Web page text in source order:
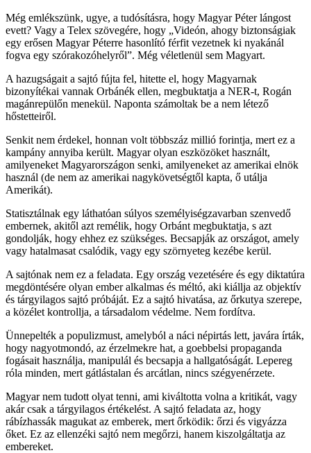
Még emlékszünk, ugye, a tudósításra, hogy Magyar Péter lángost
evett? Vagy a Telex szövegére, hogy „Videón, ahogy biztonságiak
egy erősen Magyar Péterre hasonlító férfit vezetnek ki nyakánál
fogva egy szórakozóhelyről”. Még véletlenül sem Magyart.
A hazugságait a sajtó fújta fel, hitette el, hogy Magyarnak
bizonyítékai vannak Orbánék ellen, megbuktatja a NER-t, Rogán
magánrepülőn menekül. Naponta számoltak be a nem létező
hőstetteiről.
Senkit nem érdekel, honnan volt többszáz millió forintja, mert ez a
kampány annyiba került. Magyar olyan eszközöket használt,
amilyeneket Magyarországon senki, amilyeneket az amerikai elnök
használ (de nem az amerikai nagykövetségtől kapta, ő utálja
Amerikát).
Statisztálnak egy láthatóan súlyos személyiségzavarban szenvedő
embernek, akitől azt remélik, hogy Orbánt megbuktatja, s azt
gondolják, hogy ehhez ez szükséges. Becsapják az országot, amely
vagy hatalmasat csalódik, vagy egy szörnyeteg kezébe kerül.
A sajtónak nem ez a feladata. Egy ország vezetésére és egy diktatúra
megdöntésére olyan ember alkalmas és méltó, aki kiállja az objektív
és tárgyilagos sajtó próbáját. Ez a sajtó hivatása, az őrkutya szerepe,
a közélet kontrollja, a társadalom védelme. Nem fordítva.
Ünnepelték a populizmust, amelyból a náci népirtás lett, javára írták,
hogy nagyotmondó, az érzelmekre hat, a goebbelsi propaganda
fogásait használja, manipulál és becsapja a hallgatóságát. Lepereg
róla minden, mert gátlástalan és arcátlan, nincs szégyenérzete.
Magyar nem tudott olyat tenni, ami kiváltotta volna a kritikát, vagy
akár csak a tárgyilagos értékelést. A sajtó feladata az, hogy
rábízhassák magukat az emberek, mert őrködik: őrzi és vigyázza
őket. Ez az ellenzéki sajtó nem megőrzi, hanem kiszolgáltatja az
embereket.